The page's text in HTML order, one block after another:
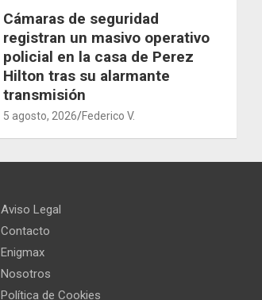
Cámaras de seguridad
registran un masivo operativo
policial en la casa de Perez
Hilton tras su alarmante
transmisión
5 agosto, 2026 Federico V.
Aviso Legal
Contacto
Enigmax
Nosotros
Política de Cookies